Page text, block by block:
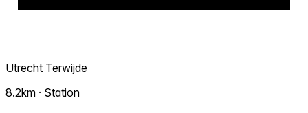
Utrecht Terwijde
8.2km · Station